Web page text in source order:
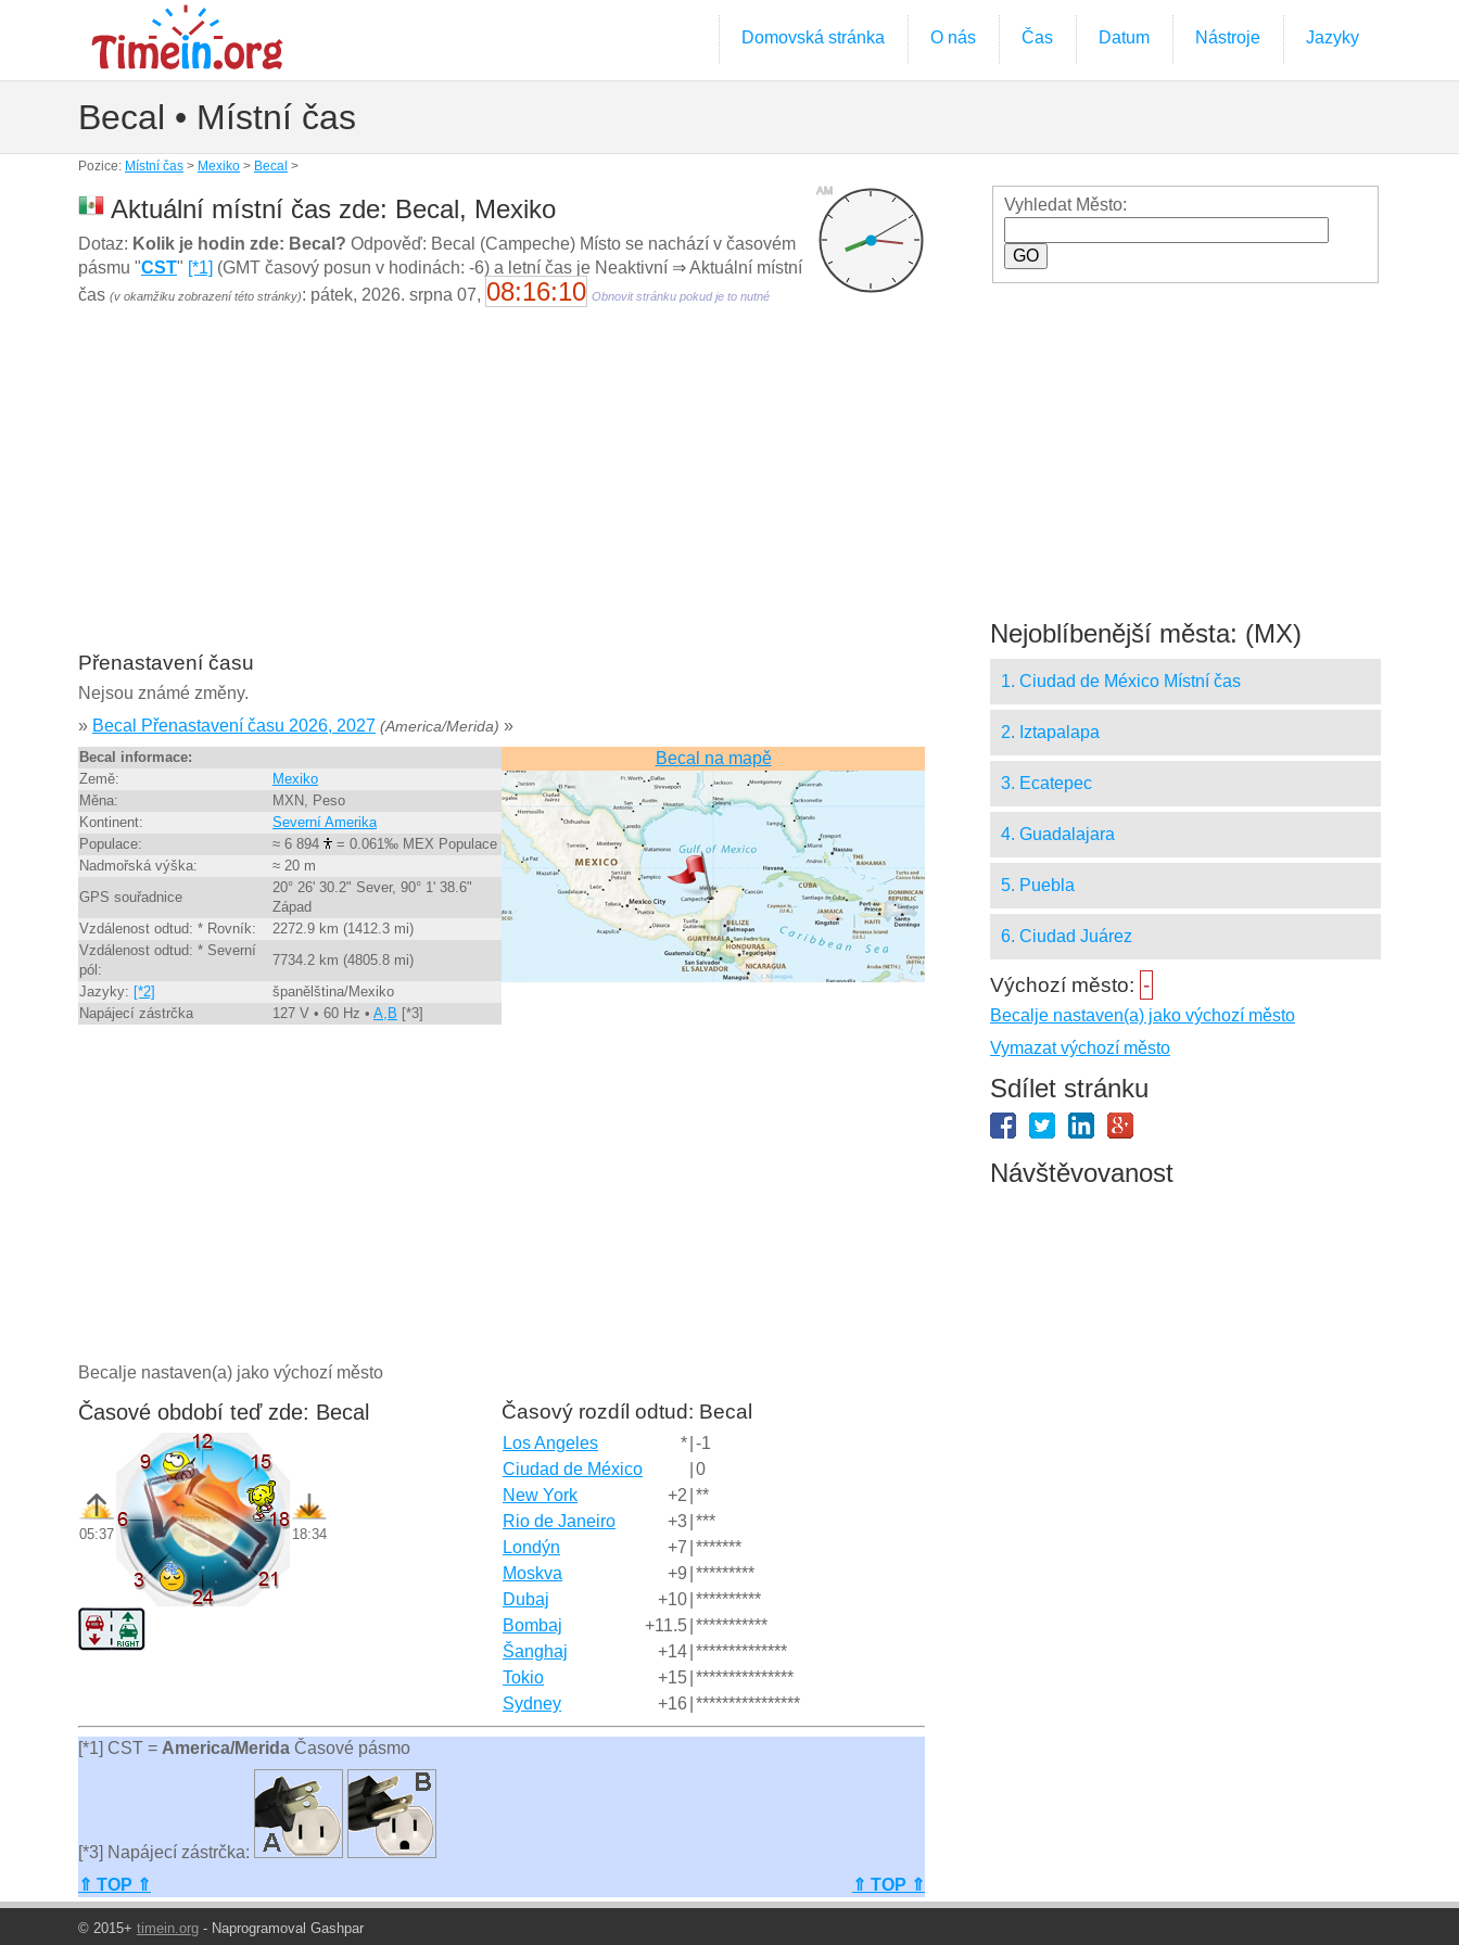
Domovská stránka O nás Čas Datum Nástroje Jazyky
Becal • Místní čas
Pozice: Místní čas > Mexiko > Becal >
AM
Aktuální místní čas zde: Becal, Mexiko
Dotaz: Kolik je hodin zde: Becal? Odpověď: Becal (Campeche) Místo se nachází v časovém
pásmu "CST" [*1] (GMT časový posun v hodinách: -6) a letní čas je Neaktivní ⇒ Aktuální místní
čas (v okamžiku zobrazení této stránky): pátek, 2026. srpna 07, 08:16:11 Obnovit stránku pokud je to nutné
Přenastavení času
Nejsou známé změny.
» Becal Přenastavení času 2026, 2027 (America/Merida) »
Becal informace:
Země:
Mexiko
Měna:
MXN, Peso
Kontinent:
Severní Amerika
Populace:
≈ 6 894
= 0.061‰ MEX Populace
Nadmořská výška:
≈ 20 m
GPS souřadnice
20° 26' 30.2" Sever, 90° 1' 38.6"
Západ
Vzdálenost odtud: * Rovník:
2272.9 km (1412.3 mi)
Vzdálenost odtud: * Severní
pól:
7734.2 km (4805.8 mi)
Jazyky: [*2]
španělština/Mexiko
Napájecí zástrčka
127 V • 60 Hz • A,B [*3]
Becal na mapě
Becalje nastaven(a) jako výchozí město
Časové období teď zde: Becal
05:37 18:34
Časový rozdíl odtud: Becal
Los Angeles * -1
Ciudad de México
0
New York
+2 **
Rio de Janeiro
+3 ***
Londýn
+7 *******
Moskva
+9 *********
Dubaj
+10 **********
Bombaj
+11.5 ***********
Šanghaj
+14 **************
Tokio
+15 ***************
Sydney
+16 ****************
[*1] CST = America/Merida Časové pásmo
[*3] Napájecí zástrčka:
⇑ TOP ⇑
⇑ TOP ⇑
Vyhledat Město:
Nejoblíbenější města: (MX)
1. Ciudad de México Místní čas
2. Iztapalapa
3. Ecatepec
4. Guadalajara
5. Puebla
6. Ciudad Juárez
Výchozí město: -
Becalje nastaven(a) jako výchozí město
Vymazat výchozí město
Sdílet stránku
Návštěvovanost
© 2015+ timein.org - Naprogramoval Gashpar